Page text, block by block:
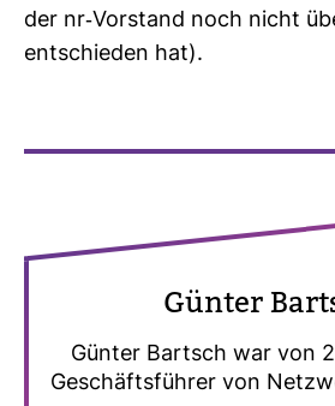
der nr-​Vor­stand noch nicht
ent­schieden hat).
Günter
Günter Bartsch war von
Geschäfts­führer von